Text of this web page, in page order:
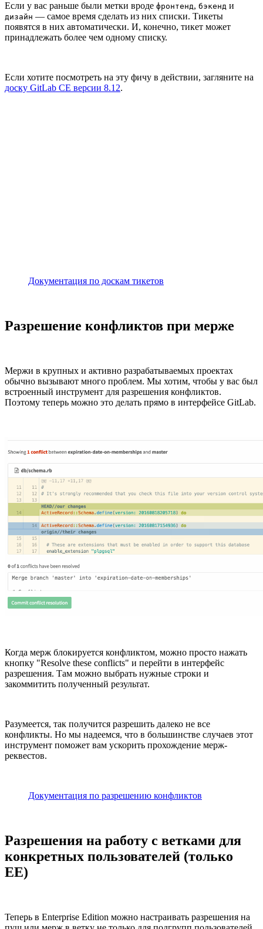
Если у вас раньше были метки вроде фронтенд, бэкенд и
дизайн — самое время сделать из них списки. Тикеты
появятся в них автоматически. И, конечно, тикет может
принадлежать более чем одному списку.
Если хотите посмотреть на эту фичу в действии, загляните на
доску GitLab CE версии 8.12.
Документация по доскам тикетов
Разрешение конфликтов при мерже
Мержи в крупных и активно разрабатываемых проектах
обычно вызывают много проблем. Мы хотим, чтобы у вас был
встроенный инструмент для разрешения конфликтов.
Поэтому теперь можно это делать прямо в интерфейсе GitLab.
Когда мерж блокируется конфликтом, можно просто нажать
кнопку "Resolve these conflicts" и перейти в интерфейс
разрешения. Там можно выбрать нужные строки и
закоммитить полученный результат.
Разумеется, так получится разрешить далеко не все
конфликты. Но мы надеемся, что в большинстве случаев этот
инструмент поможет вам ускорить прохождение мерж-
реквестов.
Документация по разрешению конфликтов
Разрешения на работу с ветками для
конкретных пользователей (только
EE)
Теперь в Enterprise Edition можно настраивать разрешения на